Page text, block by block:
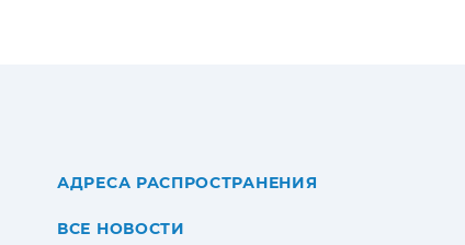
АДРЕСА РАСПРОСТРАНЕНИЯ
ВСЕ НОВОСТИ